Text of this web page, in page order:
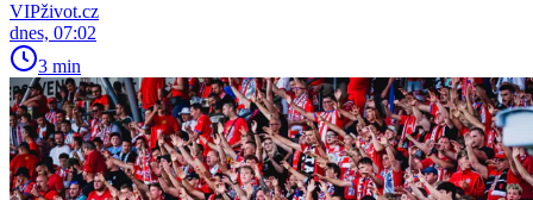
VIPživot.cz
dnes, 07:02
3 min